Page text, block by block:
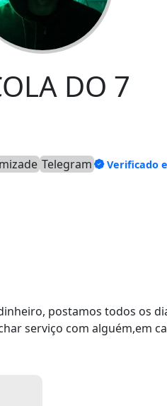
DO 7
Telegram Verificado
postamos todos os
serviço com alguém,em